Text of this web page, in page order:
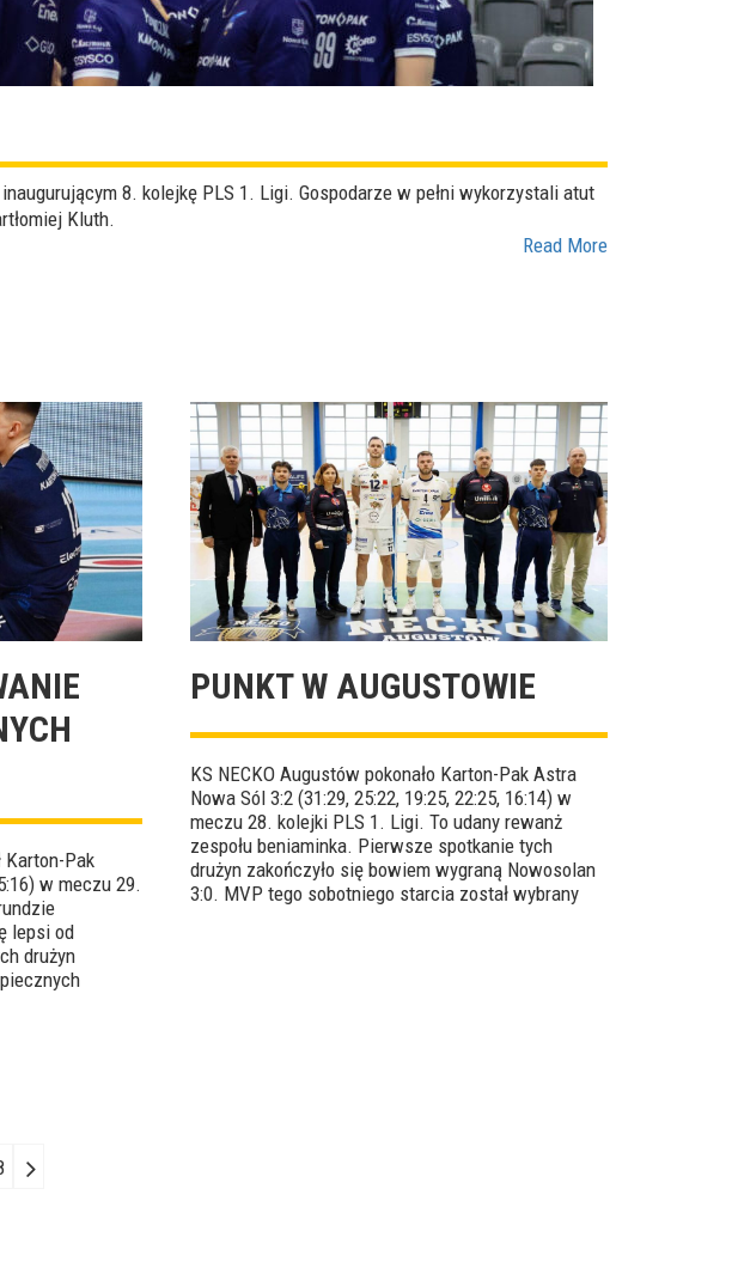
8. kolejkę PLS 1. Ligi. Gospodarze w pełni wykorzystali atut
Kluth.
Read More
Karton-Pak
w meczu 29.
lepsi od
drużyn
PUNKT W AUGUSTOWIE
KS NECKO Augustów pokonało Karton-Pak Astra
Nowa Sól 3:2 (31:29, 25:22, 19:25, 22:25, 16:14) w
meczu 28. kolejki PLS 1. Ligi. To udany rewanż
zespołu beniaminka. Pierwsze spotkanie tych
drużyn zakończyło się bowiem wygraną Nowosolan
3:0. MVP tego sobotniego starcia został wybrany